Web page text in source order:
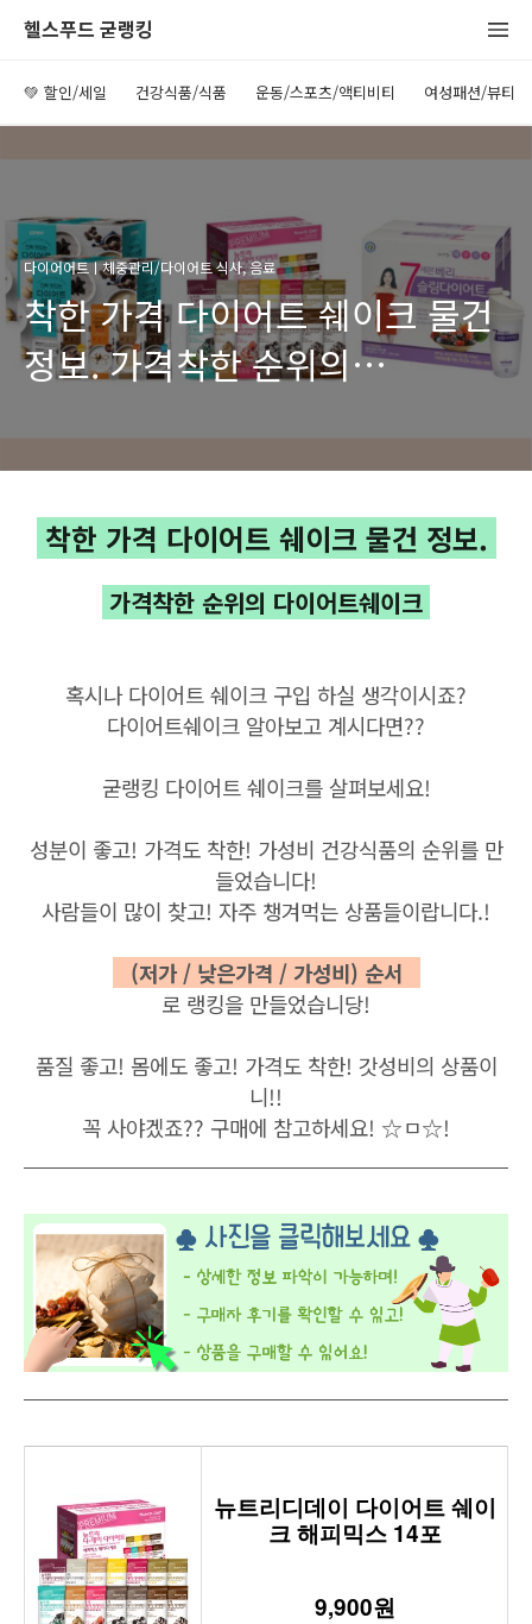
헬스푸드 굳랭킹
💚 할인/세일 건강식품/식품 운동/스포츠/액티비티 여성패션/뷰티
다이어어트ㅣ체중관리/다이어트 식사, 음료
착한 가격 다이어트 쉐이크 물건
정보. 가격착한 순위의
착한 가격 다이어트 쉐이크 물건 정보.
가격착한 순위의 다이어트쉐이크
혹시나 다이어트 쉐이크 구입 하실 생각이시죠?
다이어트쉐이크 알아보고 계시다면??
굳랭킹 다이어트 쉐이크를 살펴보세요!
성분이 좋고! 가격도 착한! 가성비 건강식품의 순위를 만
들었습니다!
사람들이 많이 찾고! 자주 챙겨먹는 상품들이랍니다.!
(저가 / 낮은가격 / 가성비) 순서
로 랭킹을 만들었습니당!
품질 좋고! 몸에도 좋고! 가격도 착한! 갓성비의 상품이
니!!
꼭 사야겠죠?? 구매에 참고하세요! ☆ㅁ☆!
뉴트리디데이 다이어트 쉐이
크 해피믹스 14포
9,900원